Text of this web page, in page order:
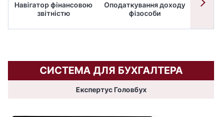
Навігатор фінансовою
звітністю
Оподаткування доходу
фізособи
СИСТЕМА ДЛЯ БУХГАЛТЕРА
Експертус Головбух